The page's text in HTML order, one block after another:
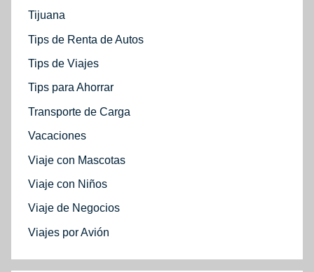
Tijuana
Tips de Renta de Autos
Tips de Viajes
Tips para Ahorrar
Transporte de Carga
Vacaciones
Viaje con Mascotas
Viaje con Niños
Viaje de Negocios
Viajes por Avión